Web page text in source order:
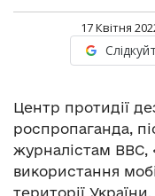
17 Квітня
Центр протидії
роспропаганда,
журналістам ВВС,
використання
території України.